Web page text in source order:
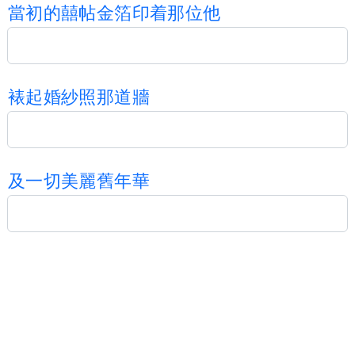
當初的囍帖金箔印着那位他
裱起婚紗照那道牆
及 一切美麗舊年華